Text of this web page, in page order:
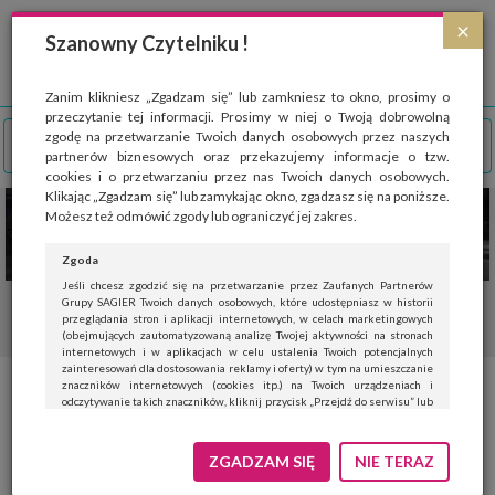
×
Szanowny Czytelniku !
Zanim klikniesz „Zgadzam się” lub zamkniesz to okno, prosimy o
przeczytanie tej informacji. Prosimy w niej o Twoją dobrowolną
zgodę na przetwarzanie Twoich danych osobowych przez naszych
partnerów biznesowych oraz przekazujemy informacje o tzw.
cookies i o przetwarzaniu przez nas Twoich danych osobowych.
Klikając „Zgadzam się” lub zamykając okno, zgadzasz się na poniższe.
Możesz też odmówić zgody lub ograniczyć jej zakres.
Zgoda
Jeśli chcesz zgodzić się na przetwarzanie przez Zaufanych Partnerów
Grupy SAGIER Twoich danych osobowych, które udostępniasz w historii
przeglądania stron i aplikacji internetowych, w celach marketingowych
(obejmujących zautomatyzowaną analizę Twojej aktywności na stronach
internetowych i w aplikacjach w celu ustalenia Twoich potencjalnych
zainteresowań dla dostosowania reklamy i oferty) w tym na umieszczanie
znaczników internetowych (cookies itp.) na Twoich urządzeniach i
odczytywanie takich znaczników, kliknij przycisk „Przejdź do serwisu” lub
Jeśli nie chcesz wyrazić zgody, kliknij „Nie teraz”.
Wyrażenie zgody jest dobrowolne. Możesz edytować zakres zgody, w tym
ZGADZAM SIĘ NIE TERAZ
Strona wykorzystuje pliki cookies, które służą głównie do celów statystycznych.
Wyrażając zgodę na używanie 'cookies', zezwalasz na zapisanie ich w pamięci
przeglądarki. Przejdź do
polityki cookies
Zadbaj o siebie na wiosnę.
Porady na zdrowszą wersję